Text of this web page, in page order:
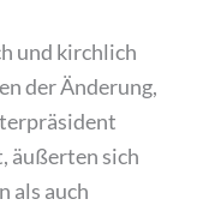
und kirchlich
der Änderung,
äußerten sich
als auch